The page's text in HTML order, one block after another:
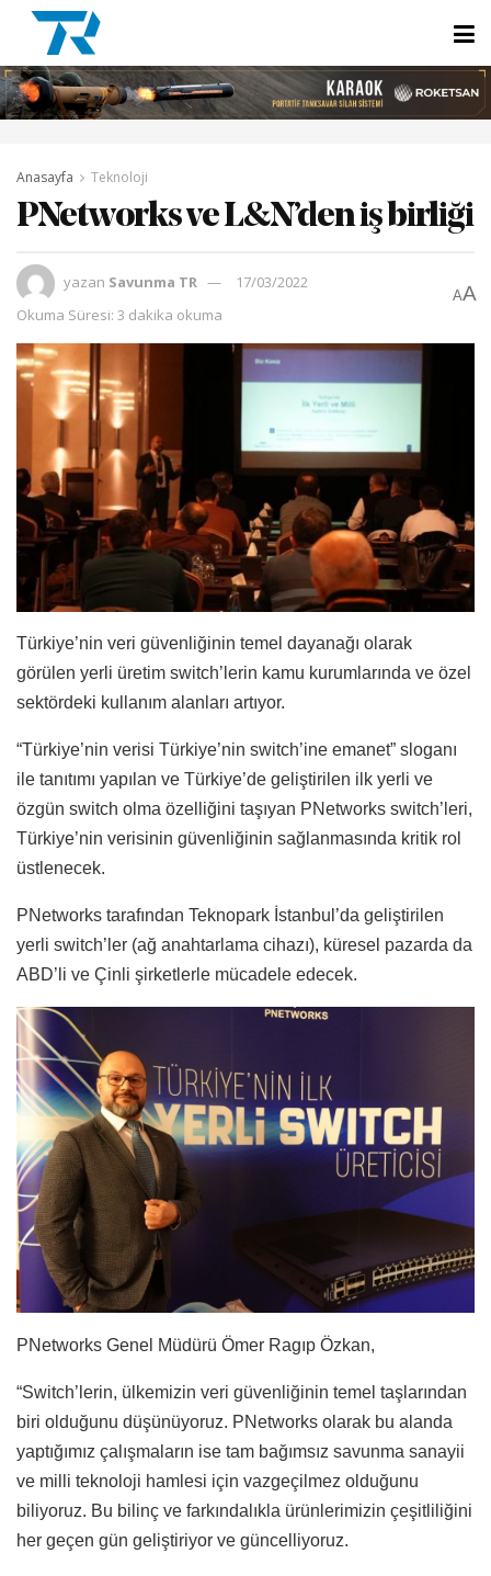
Anasayfa Teknoloji
PNetworks ve L&N’den iş birliği
yazan Savunma TR
17/03/2022
Okuma Süresi: 3 dakika okuma
AA
Türkiye’nin veri güvenliğinin temel dayanağı olarak
görülen yerli üretim switch’lerin kamu kurumlarında ve özel
sektördeki kullanım alanları artıyor.
“Türkiye’nin verisi Türkiye’nin switch’ine emanet” sloganı
ile tanıtımı yapılan ve Türkiye’de geliştirilen ilk yerli ve
özgün switch olma özelliğini taşıyan PNetworks switch’leri,
Türkiye’nin verisinin güvenliğinin sağlanmasında kritik rol
üstlenecek.
PNetworks tarafından Teknopark İstanbul’da geliştirilen
yerli switch’ler (ağ anahtarlama cihazı), küresel pazarda da
ABD’li ve Çinli şirketlerle mücadele edecek.
PNetworks Genel Müdürü Ömer Ragıp Özkan,
“Switch’lerin, ülkemizin veri güvenliğinin temel taşlarından
biri olduğunu düşünüyoruz. PNetworks olarak bu alanda
yaptığımız çalışmaların ise tam bağımsız savunma sanayii
ve milli teknoloji hamlesi için vazgeçilmez olduğunu
biliyoruz. Bu bilinç ve farkındalıkla ürünlerimizin çeşitliliğini
her geçen gün geliştiriyor ve güncelliyoruz.